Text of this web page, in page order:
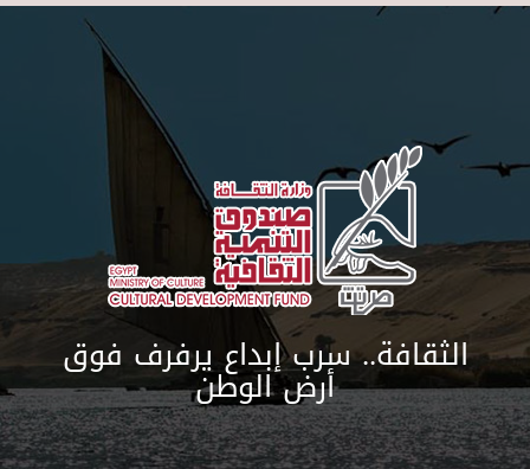
Skip to main content
الثقافة.. سرب إبداع يرفرف فوق
أرض الوطن